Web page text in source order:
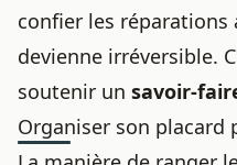
confier les réparations
devienne irréversible.
soutenir un savoir-
Organiser son placard